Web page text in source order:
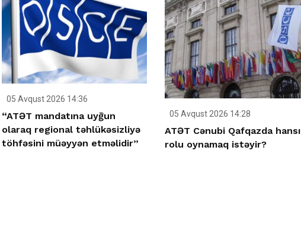
05 Avqust 2026 14:36
“ATƏT mandatına uyğun
olaraq regional təhlükəsizliyə
töhfəsini müəyyən etməlidir”
05 Avqust 2026 14:28
ATƏT Cənubi Qafqazda hansı
rolu oynamaq istəyir?